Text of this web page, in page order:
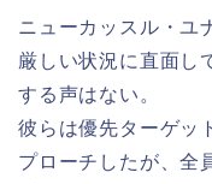
ニューカッスル・ユ
厳しい状況に直面し
する声はない。
彼らは優先ターゲッ
プローチしたが、全